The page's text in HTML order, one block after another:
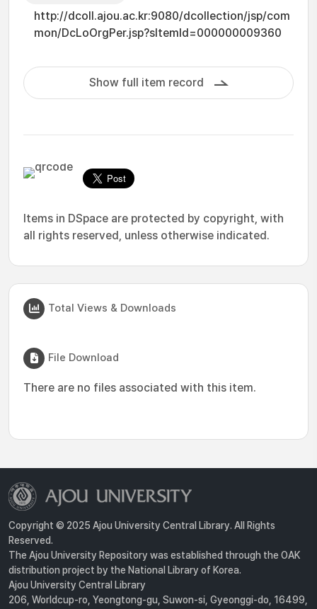
http://dcoll.ajou.ac.kr:9080/dcollection/jsp/com
mon/DcLoOrgPer.jsp?sItemId=000000009360
Show full item record
Items in DSpace are protected by copyright, with
all rights reserved, unless otherwise indicated.
Total Views & Downloads
File Download
There are no files associated with this item.
Copyright © 2025 Ajou University Central Library. All Rights
Reserved.
The Ajou University Repository was established through the OAK
distribution project by the National Library of Korea.
Ajou University Central Library
206, Worldcup-ro, Yeongtong-gu, Suwon-si, Gyeonggi-do, 16499,